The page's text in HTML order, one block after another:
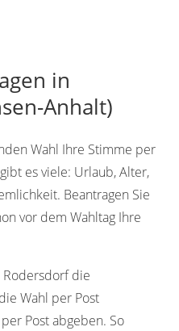
in
Anhalt)
Wahl Ihre Stimme per
es viele: Urlaub, Alter,
Beantragen Sie
vor dem Wahltag Ihre
Rodersdorf die
Wahl per Post
Post abgeben. So